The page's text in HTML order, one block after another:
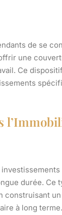
de se
une
Ce
durée. Ce
construisant
à long terme.